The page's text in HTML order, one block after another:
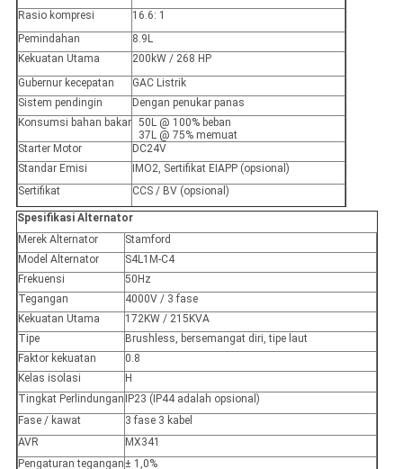
Rasio kompresi
16.6: 1
Pemindahan
8.9L
Kekuatan Utama
200kW / 268 HP
Gubernur kecepatan
GAC Listrik
Sistem pendingin
Dengan penukar panas
Konsumsi bahan bakar 50L @ 100% beban
37L @ 75% memuat
Starter Motor
DC24V
Standar Emisi
IMO2, Sertifikat EIAPP (opsional)
Sertifikat
CCS / BV (opsional)
Spesifikasi Alternator
Merek Alternator
Stamford
Model Alternator
S4L1M-C4
Frekuensi
50Hz
Tegangan
4000V / 3 fase
Kekuatan Utama
172KW / 215KVA
Tipe
Brushless, bersemangat diri, tipe laut
Faktor kekuatan
0.8
Kelas isolasi
H
Tingkat Perlindungan IP23 (IP44 adalah opsional)
Fase / kawat
3 fase 3 kabel
AVR
MX341
Pengaturan tegangan± 1,0%